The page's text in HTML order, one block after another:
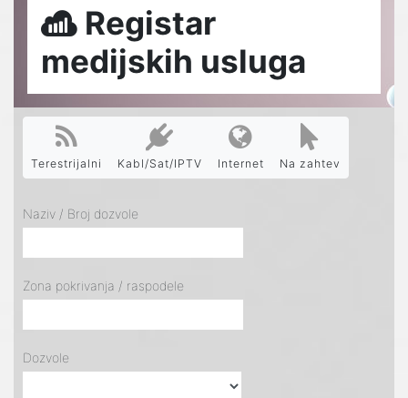
Registar
medijskih usluga
Terestrijalni Kabl/Sat/IPTV Internet Na zahtev
Naziv / Broj dozvole
Zona pokrivanja / raspodele
Dozvole